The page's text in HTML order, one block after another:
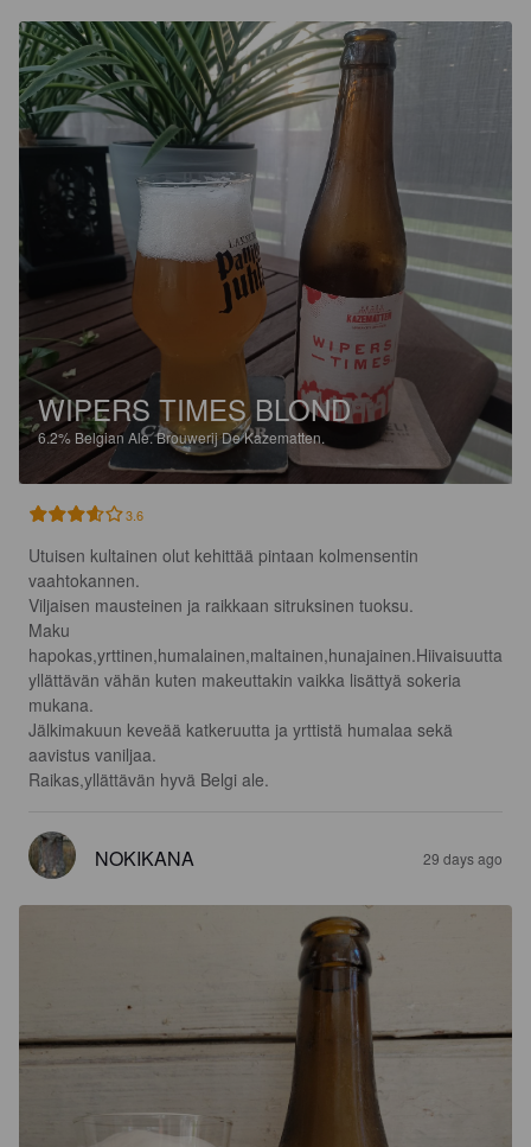
WIPERS TIMES BLOND
6.2% Belgian Ale.Brouwerij De Kazematten.
3.6
Utuisen kultainen olut kehittää pintaan kolmensentin
vaahtokannen.
Viljaisen mausteinen ja raikkaan sitruksinen tuoksu.
Maku
hapokas,yrttinen,humalainen,maltainen,hunajainen.Hiivaisuutta
yllättävän vähän kuten makeuttakin vaikka lisättyä sokeria
mukana.
Jälkimakuun keveää katkeruutta ja yrttistä humalaa sekä
aavistus vaniljaa.
Raikas,yllättävän hyvä Belgi ale.
NOKIKANA 29 days ago